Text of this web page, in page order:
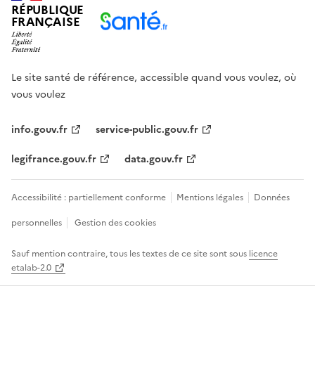
RÉPUBLIQUE
FRANÇAISE
Le site santé de référence, accessible quand vous voulez, où
vous voulez
info.gouv.fr
service-public.gouv.fr
legifrance.gouv.fr
data.gouv.fr
Accessibilité : partiellement conforme Mentions légales
Données
personnelles
Gestion des cookies
Sauf mention contraire, tous les textes de ce site sont sous licence
etalab-2.0